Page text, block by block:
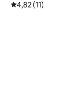
4,82 de uma
4,82 (11)